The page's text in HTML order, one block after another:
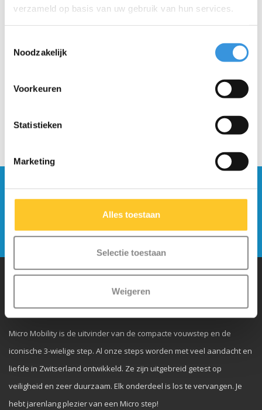
verzameld op basis van uw gebruik van hun services.
Noodzakelijk
Voorkeuren
Statistieken
Marketing
Alles toestaan
Selectie toestaan
Weigeren
(1324)
Blijf op de hoogte en schrijf je in voor onze
nieuwsbrief
Verstuur
Waarom Micro Step?
Micro Mobility is de uitvinder van de compacte vouwstep en de
iconische 3-wielige step. Al onze steps worden met veel aandacht en
liefde in Zwitserland ontwikkeld. Ze zijn uitgebreid getest op
veiligheid en zeer duurzaam. Elk onderdeel is los te vervangen. Je
hebt jarenlang plezier van een Micro step!